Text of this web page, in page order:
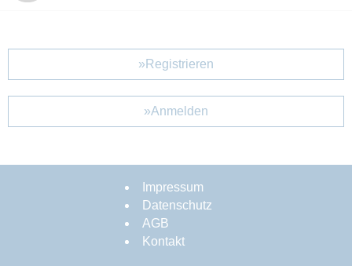
»Registrieren
»Anmelden
Impressum
Datenschutz
AGB
Kontakt